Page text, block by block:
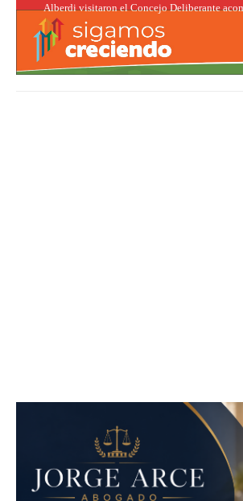
Alberdi visitaron el Concejo Deliberante